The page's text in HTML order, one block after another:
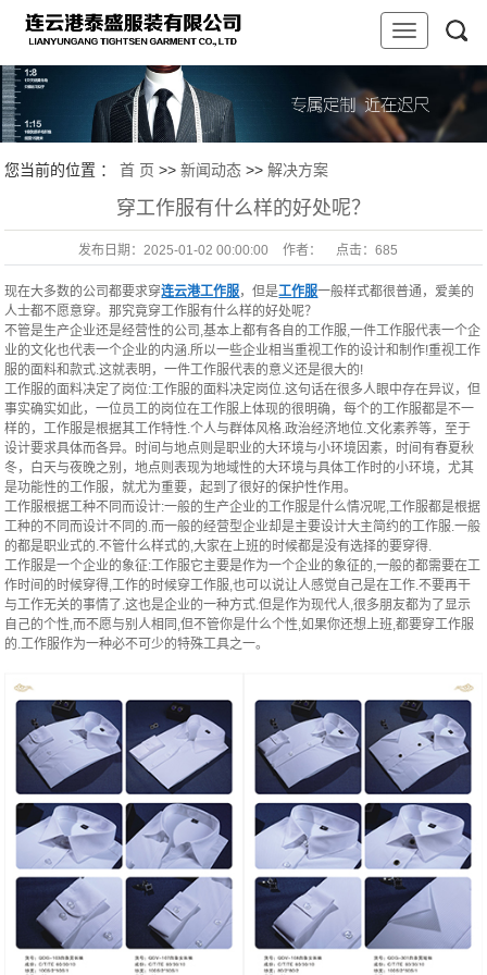
您当前的位置 ：首 页 >>新闻动态 >>解决方案
穿工作服有什么样的好处呢？
发布日期： 2025-01-02 00:00:00 作者： 点击： 685
现在大多数的公司都要求穿连云港工作服，但是工作服一般样式都很普通，爱美的
人士都不愿意穿。那究竟穿工作服有什么样的好处呢？
不管是生产企业还是经营性的公司,基本上都有各自的工作服,一件工作服代表一个企
业的文化也代表一个企业的内涵.所以一些企业相当重视工作的设计和制作!重视工作
服的面料和款式.这就表明，一件工作服代表的意义还是很大的!
工作服的面料决定了岗位:工作服的面料决定岗位.这句话在很多人眼中存在异议，但
事实确实如此，一位员工的岗位在工作服上体现的很明确，每个的工作服都是不一
样的，工作服是根据其工作特性.个人与群体风格.政治经济地位.文化素养等，至于
设计要求具体而各异。时间与地点则是职业的大环境与小环境因素，时间有春夏秋
冬，白天与夜晚之别，地点则表现为地域性的大环境与具体工作时的小环境，尤其
是功能性的工作服，就尤为重要，起到了很好的保护性作用。
工作服根据工种不同而设计:一般的生产企业的工作服是什么情况呢,工作服都是根据
工种的不同而设计不同的.而一般的经营型企业却是主要设计大主简约的工作服.一般
的都是职业式的.不管什么样式的,大家在上班的时候都是没有选择的要穿得.
工作服是一个企业的象征:工作服它主要是作为一个企业的象征的,一般的都需要在工
作时间的时候穿得,工作的时候穿工作服,也可以说让人感觉自己是在工作.不要再干
与工作无关的事情了.这也是企业的一种方式.但是作为现代人,很多朋友都为了显示
自己的个性,而不愿与别人相同,但不管你是什么个性,如果你还想上班,都要穿工作服
的.工作服作为一种必不可少的特殊工具之一。